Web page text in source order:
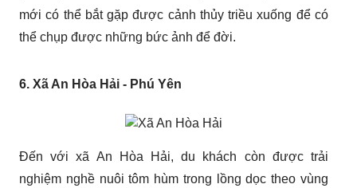
mới có thể bắt gặp được cảnh thủy triều xuống để có
thể chụp được những bức ảnh để đời.
6. Xã An Hòa Hải - Phú Yên
Đến với xã An Hòa Hải, du khách còn được trải
nghiệm nghề nuôi tôm hùm trong lồng dọc theo vùng